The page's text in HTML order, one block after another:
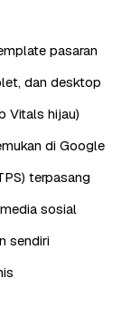
pasaran
dan desktop
Vitals hijau)
di Google
terpasang
sosial
sendiri